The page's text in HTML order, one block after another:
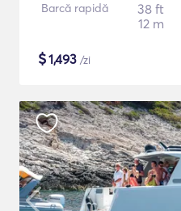
Barcă rapidă
38 ft
12 m
$1,493 /zi